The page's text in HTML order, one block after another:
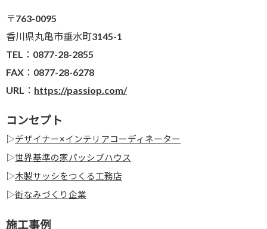
〒763-0095
香川県丸亀市垂水町3145-1
TEL：0877-28-2855
FAX：0877-28-6278
URL： https://passiop.com/
コンセプト
▷デザイナー×インテリアコーディネーター
▷世界基準の家パッシブハウス
▷木製サッシをつくる工務店
▷街なみづくり企業
施工事例